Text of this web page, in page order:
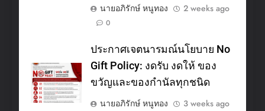
นายอภิรักษ์ หนูทอง
2 weeks ago
0
ประกาศเจตนารมณ์นโยบาย No
Gift Policy: งดรับ งดให้ ของ
ขวัญและของกำนัลทุกชนิด
นายอภิรักษ์ หนูทอง
3 weeks ago